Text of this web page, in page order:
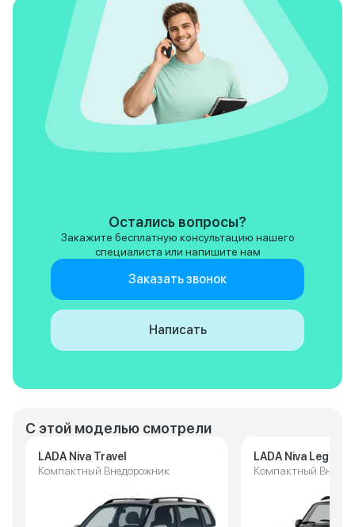
С этой моделью смотрели
LADA Niva Travel
Компактный Внедорожник
LADA Niva Legend
Компактный
Остались вопросы?
Закажите бесплатную консультацию нашего
специалиста или напишите нам
Заказать звонок
Написать